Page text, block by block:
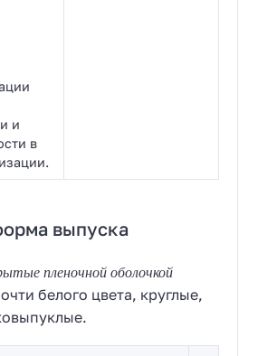
и
в
выпуска
пленочной оболочкой
белого цвета, круглые,